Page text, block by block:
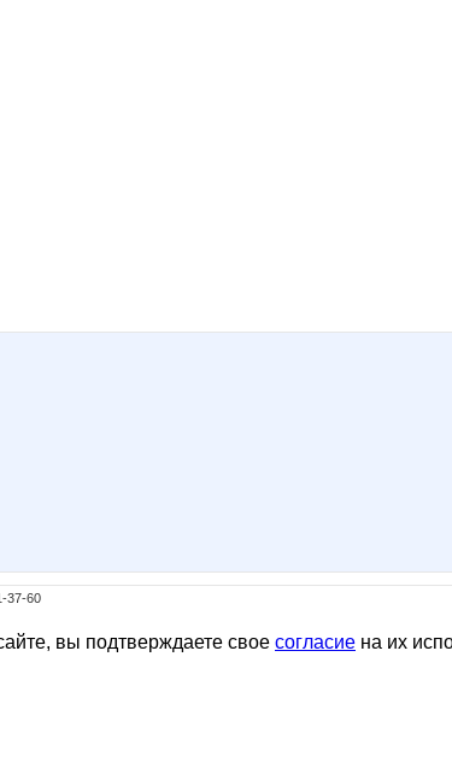
37-60
вы подтверждаете свое согласие на их